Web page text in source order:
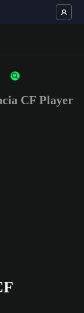
CF Player